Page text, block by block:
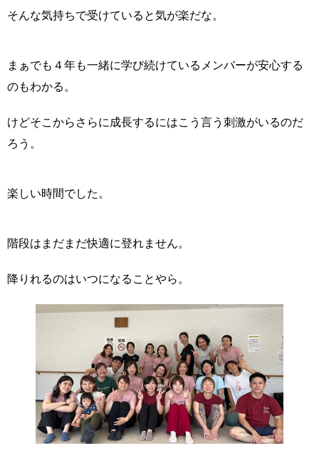
そんな気持ちで受けていると気が楽だな。
まぁでも４年も一緒に学び続けているメンバーが安心する
のもわかる。
けどそこからさらに成長するにはこう言う刺激がいるのだ
ろう。
楽しい時間でした。
階段はまだまだ快適に登れません。
降りれるのはいつになることやら。